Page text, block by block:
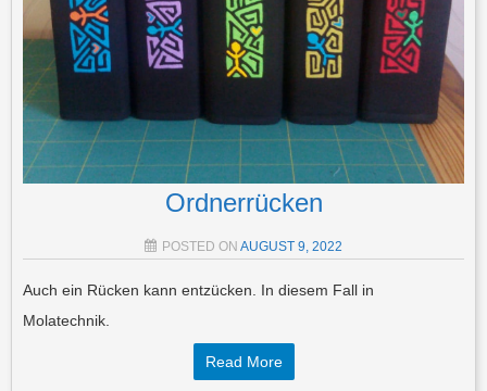
Ordnerrücken
POSTED ON AUGUST 9, 2022
Auch ein Rücken kann entzücken. In diesem Fall in
Molatechnik.
Read More